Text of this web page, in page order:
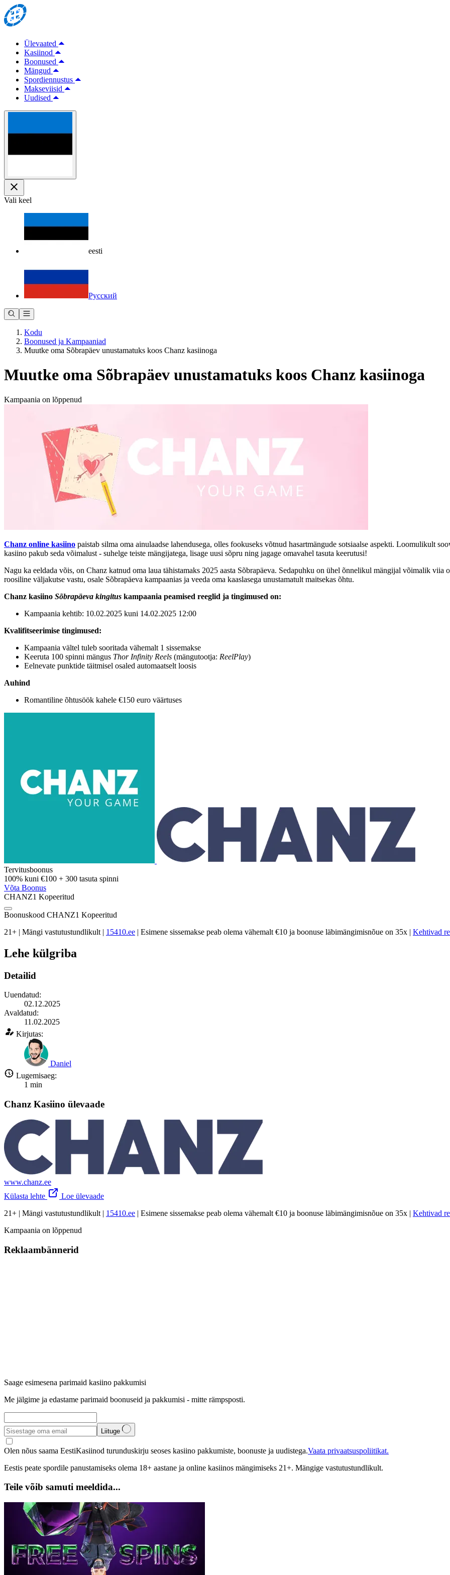
Ülevaated
Kasiinod
Boonused
Mängud
Spordiennustus
Makseviisid
Uudised
Vali keel
eesti
Русский
Kodu
Boonused ja Kampaaniad
Muutke oma Sõbrapäev unustamatuks koos Chanz kasiinoga
Muutke oma Sõbrapäev unustamatuks koos Chanz kasiinoga
Kampaania on lõppenud
Chanz online kasiino paistab silma oma ainulaadse lahendusega, olles fookuseks võtnud hasartmängude sotsiaalse aspekti. Loomulikult
kasiino pakub seda võimalust - suhelge teiste mängijatega, lisage uusi sõpru ning jagage omavahel tasuta keerutusi!
Nagu ka eeldada võis, on Chanz katnud oma laua tähistamaks 2025 aasta Sõbrapäeva. Sedapuhku on ühel õnnelikul mängijal võimalik viia
roosiline väljakutse vastu, osale Sõbrapäeva kampaanias ja veeda oma kaaslasega unustamatult maitsekas õhtu.
Chanz kasiino Sõbrapäeva kingitus kampaania peamised reeglid ja tingimused on:
Kampaania kehtib: 10.02.2025 kuni 14.02.2025 12:00
Kvalifitseerimise tingimused:
Kampaania vältel tuleb sooritada vähemalt 1 sissemakse
Keeruta 100 spinni mängus Thor Infinity Reels (mängutootja: ReelPlay)
Eelnevate punktide täitmisel osaled automaatselt loosis
Auhind
Romantiline õhtusöök kahele €150 euro väärtuses
Tervitusboonus
100% kuni €100 + 300 tasuta spinni
Võta Boonus
CHANZ1 Kopeeritud
Boonuskood CHANZ1 Kopeeritud
21+ | Mängi vastutustundlikult | 15410.ee | Esimene sissemakse peab olema vähemalt €10 ja boonuse läbimängimisnõue on 35x | Kehtivad
Lehe külgriba
Detailid
Uuendatud:
02.12.2025
Avaldatud:
11.02.2025
Kirjutas:
Daniel
Lugemisaeg:
1 min
Chanz Kasiino ülevaade
www.chanz.ee
Külasta lehte
Loe ülevaade
21+ | Mängi vastutustundlikult | 15410.ee | Esimene sissemakse peab olema vähemalt €10 ja boonuse läbimängimisnõue on 35x | Kehtivad
Kampaania on lõppenud
Reklaambännerid
Saage esimesena parimaid kasiino pakkumisi
Me jälgime ja edastame parimaid boonuseid ja pakkumisi - mitte rämpsposti.
Liituge
Olen nõus saama EestiKasiinod turunduskirju seoses kasiino pakkumiste, boonuste ja uudistega.Vaata privaatsuspoliitikat.
Eestis peate spordile panustamiseks olema 18+ aastane ja online kasiinos mängimiseks 21+. Mängige vastutustundlikult.
Teile võib samuti meeldida...